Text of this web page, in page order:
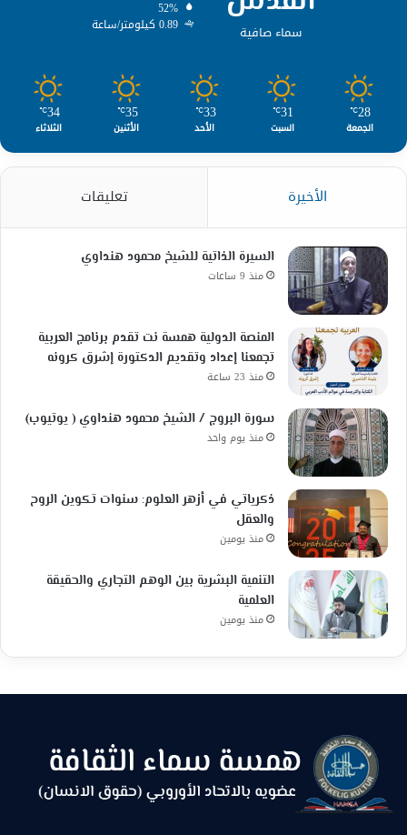
سماء صافية
52%
0.89 كيلومتر/ساعة
28
℃
الجمعة
31
℃
السبت
33
℃
الأحد
35
℃
الأثنين
34
℃
الثلاثاء
الأخيرة تعليقات
السيرة الذاتية للشيخ محمود هنداوي
منذ 9 ساعات
المنصة الدولية همسة نت تقدم برنامج العربية
تجمعنا إعداد وتقديم الدكتورة إشرق كرونه
منذ 23 ساعة
سورة البروج / الشيخ محمود هنداوي ( يوتيوب)
منذ يوم واحد
ذكرياتي في أزهر العلوم: سنوات تكوين الروح
والعقل
منذ يومين
التنمية البشرية بين الوهم التجاري والحقيقة
العلمية
منذ يومين